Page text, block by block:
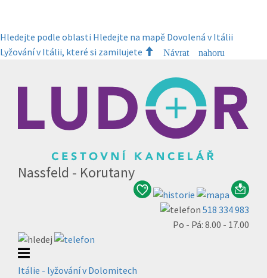
Hledejte podle oblasti Hledejte na mapě Dovolená v Itálii
Lyžování v Itálii, které si zamilujete
Návrat nahoru
Nassfeld - Korutany
518 334 983
Po - Pá: 8.00 - 17.00
Itálie - lyžování v Dolomitech